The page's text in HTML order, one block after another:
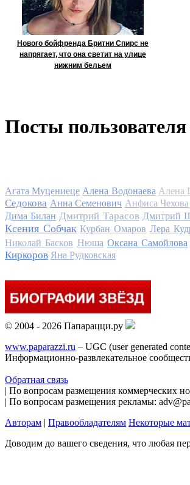
Нового бойфренда Бритни Спирс не
напрягает, что она светит на улице
нижним бельем
Посты
Агата Муцениеце Алена Водонаева Алена
Седокова Анна Семенович Анфиса Чехова
Дима Билан Дмитрий Тарасов Дмитрий
Ксения Собчак Курбан Омаров Лера
Николай Басков Нюша Оксана Самойлова
Киркоров Яна Рудковская
© 2004 - 2026 Папарацци.ру
www.paparazzi.ru – UGC (user generated
Информационно-развлекательное
Обратная связь
| По вопросам размещения коммерческих
| По вопросам размещения рекламы:
Авторам | Правообладателям Некоторые
Доводим до вашего сведения, что любая